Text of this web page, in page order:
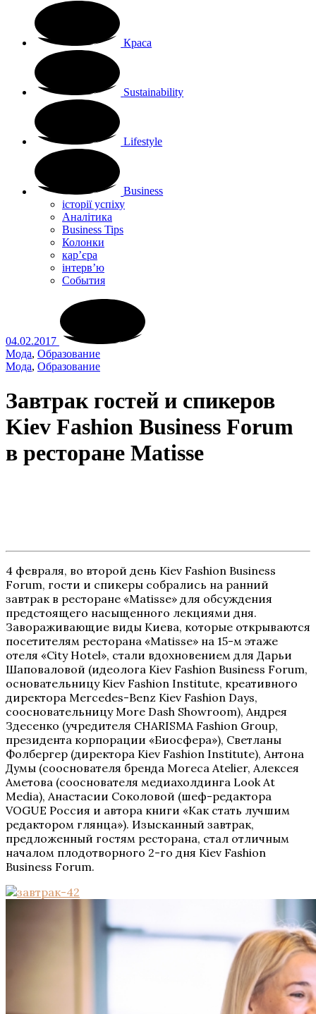
Краса
Sustainability
Lifestyle
Business
історії успіху
Аналітика
Business Tips
Колонки
кар’єра
інтерв’ю
Cобытия
04.02.2017
Мода, Образование
Мода, Образование
Завтрак гостей и спикеров
Kiev Fashion Business Forum
в ресторане Matisse
4 февраля, во второй день Kiev Fashion Business
Forum, гости и спикеры собрались на ранний
завтрак в ресторане «Matisse» для обсуждения
предстоящего насыщенного лекциями дня.
Завораживающие виды Киева, которые открываются
посетителям ресторана «Matisse» на 15-м этаже
отеля «City Hotel», стали вдохновением для Дарьи
Шаповаловой (идеолога Kiev Fashion Business Forum,
основательницу Kiev Fashion Institute, креативного
директора Mercedes-Benz Kiev Fashion Days,
соосновательницу More Dash Showroom), Андрея
Здесенко (учредителя CHARISMA Fashion Group,
президента корпорации «Биосфера»), Светланы
Фолбергер (директора Kiev Fashion Institute), Антона
Думы (сооснователя бренда Moreca Atelier, Алексея
Аметова (сооснователя медиахолдинга Look At
Media), Анастасии Соколовой (шеф-редактора
VOGUE Россия и автора книги «Как стать лучшим
редактором глянца»). Изысканный завтрак,
предложенный гостям ресторана, стал отличным
началом плодотворного 2-го дня Kiev Fashion
Business Forum.